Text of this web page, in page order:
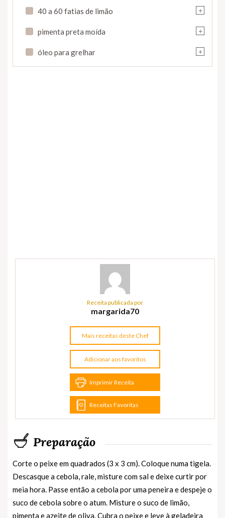
+
40 a 60 fatias de limão
+
pimenta preta moída
+
óleo para grelhar
Receita publicada por
margarida70
Mais receitas deste Chef
Adicionar aos favoritos
Imprimir Receita
Receitas Favoritas
Preparação
Corte o peixe em quadrados (3 x 3 cm). Coloque numa tigela.
Descasque a cebola, rale, misture com sal e deixe curtir por
meia hora. Passe então a cebola por uma peneira e despeje o
suco de cebola sobre o atum. Misture o suco de limão,
pimenta e azeite de oliva. Cubra o peixe e leve à geladeira